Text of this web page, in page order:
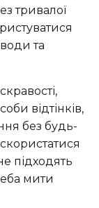
тривалої
та
відтінків,
без будь-
підходять
мити